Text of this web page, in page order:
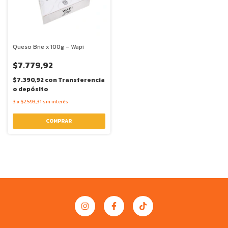
Queso Brie x 100g - Wapi
$7.779,92
$7.390,92conTransferencia
o depósito
3 x $2.593,31 sin interés